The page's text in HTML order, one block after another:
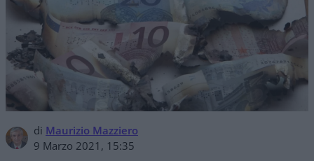
di Maurizio Mazziero
9 Marzo 2021, 15:35